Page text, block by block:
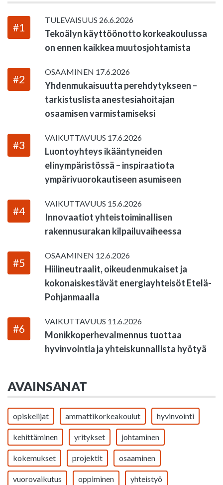
#1
TULEVAISUUS 26.6.2026
Tekoälyn käyttöönotto korkeakoulussa
on ennen kaikkea muutosjohtamista
#2
OSAAMINEN 17.6.2026
Yhdenmukaisuutta perehdytykseen –
tarkistuslista anestesiahoitajan
osaamisen varmistamiseksi
#3
VAIKUTTAVUUS 17.6.2026
Luontoyhteys ikääntyneiden
elinympäristössä – inspiraatiota
ympärivuorokautiseen asumiseen
#4
VAIKUTTAVUUS 15.6.2026
Innovaatiot yhteistoiminallisen
rakennusurakan kilpailuvaiheessa
#5
OSAAMINEN 12.6.2026
Hiilineutraalit, oikeudenmukaiset ja
kokonaiskestävät energiayhteisöt Etelä-
Pohjanmaalla
#6
VAIKUTTAVUUS 11.6.2026
Monikkoperhevalmennus tuottaa
hyvinvointia ja yhteiskunnallista hyötyä
AVAINSANAT
opiskelijat ammattikorkeakoulut hyvinvointi
kehittäminen yritykset johtaminen
kokemukset projektit osaaminen
vuorovaikutus oppiminen yhteistyö